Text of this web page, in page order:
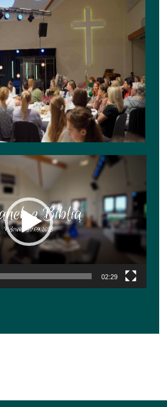
02:29